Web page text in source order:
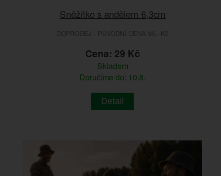
Sněžítko s andělem 6,3cm
DOPRODEJ - PŮVODNÍ CENA 95.- Kč
Cena: 29 Kč
Skladem
Doručíme do: 10.8.
Detail